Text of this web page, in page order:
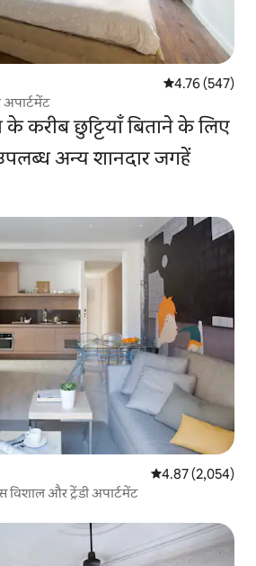
औसत रेटिंग 5 में से
4.76 (547)
के करीब छुट्टियाँ बिताने के लिए
अन्य शानदार जगहें
औसत रेटिंग 5 में से
4.87 (2,054)
और ट्रेंडी अपार्टमेंट